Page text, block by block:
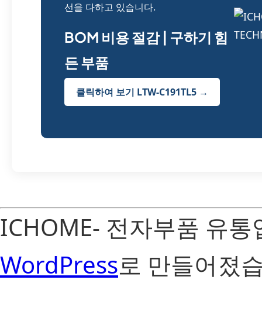
선을 다하고 있습니다.
BOM 비용 절감 | 구하기 힘
든 부품
클릭하여 보기 LTW-C191TL5 →
ICHOME- 전자부품 유
WordPress로 만들어졌